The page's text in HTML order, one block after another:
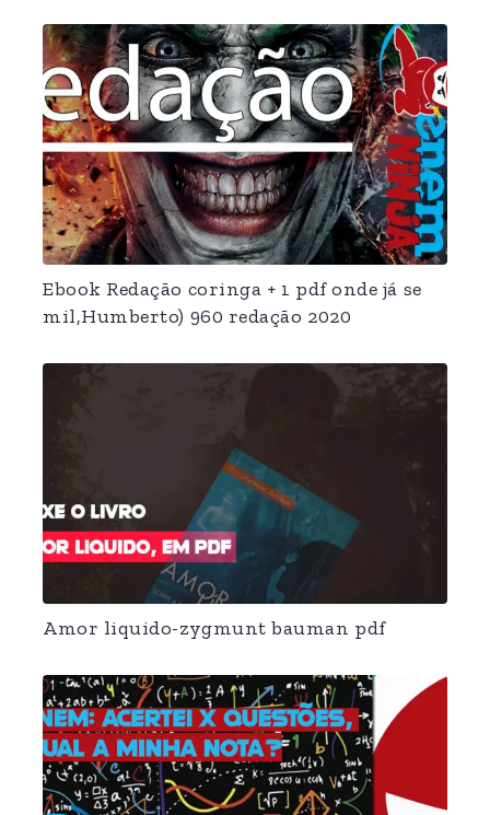
Ebook Redação coringa + 1 pdf onde já se
mil,Humberto) 960 redação 2020
Amor liquido-zygmunt bauman pdf